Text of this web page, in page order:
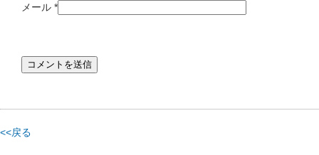
メール *
<<戻る